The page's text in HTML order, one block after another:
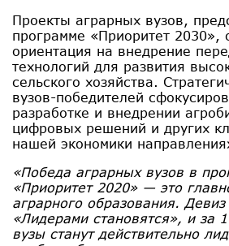
Проекты аграрных вузов,
программе «Приоритет 2030»,
ориентация на внедрение
технологий для развития
сельского хозяйства.
вузов-победителей
разработке и внедрении
цифровых решений и других
нашей экономики
«Победа аграрных вузов в
«Приоритет 2020» — это
аграрного образования.
«Лидерами становятся», и за
вузы станут действительно